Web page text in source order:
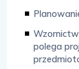
polega